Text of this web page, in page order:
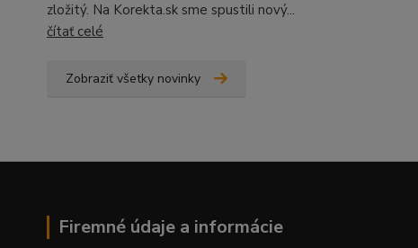
zložitý. Na Korekta.sk sme spustili nový...
čítať celé
Zobraziť všetky novinky
Firemné údaje a informácie